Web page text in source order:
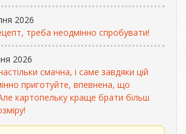
2026
треба неодмінно спробувати!
2026
смачна, і саме завдяки цій
приготуйте, впевнена, що
картопельку краще брати більш